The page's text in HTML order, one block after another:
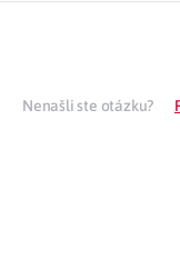
Nenašli ste otázku?